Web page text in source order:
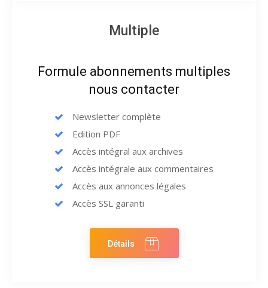
Multiple
Formule abonnements multiples
nous contacter
Newsletter complète
Edition PDF
Accès intégral aux archives
Accès intégrale aux commentaires
Accès aux annonces légales
Accès SSL garanti
Détails